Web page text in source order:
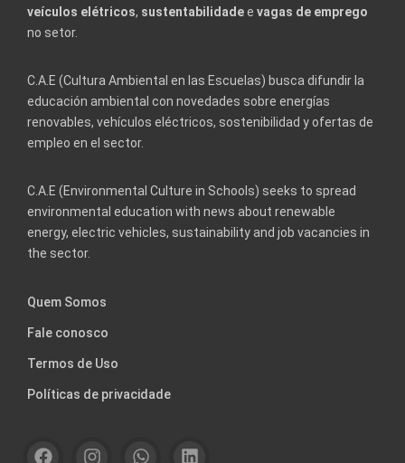
veículos elétricos, sustentabilidadee vagas de emprego
no setor.
C.A.E (Cultura Ambiental en las Escuelas) busca difundir la
educación ambiental con novedades sobre energías
renovables, vehículos eléctricos, sostenibilidad y ofertas de
empleo en el sector.
C.A.E (Environmental Culture in Schools) seeks to spread
environmental education with news about renewable
energy, electric vehicles, sustainability and job vacancies in
the sector.
Quem Somos
Fale conosco
Termos de Uso
Políticas de privacidade